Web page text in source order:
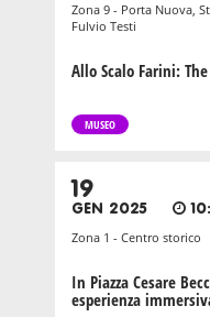
Zona 9 - Porta Nuova,
Fulvio Testi
Allo Scalo Farini:
MUSEO
19
GEN 2025
Zona 1 - Centro storico
In Piazza Cesare
esperienza